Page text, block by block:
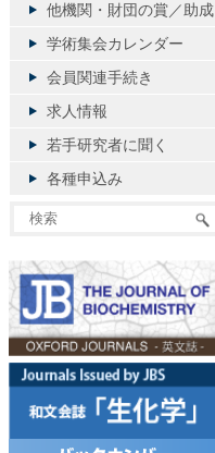
他機関・財団の賞／助成
学術集会カレンダー
会員関連手続き
求人情報
若手研究者に聞く
各種申込み